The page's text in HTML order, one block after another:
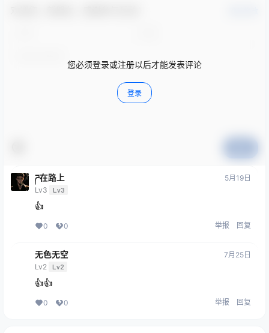
您必须登录或注册以后才能发表评论
登录
ཌ在路上
Lv3 Lv3
5月19日
👍
0 0 举报 回复
无色无空
Lv2 Lv2
7月25日
👍👍
0 0 举报 回复